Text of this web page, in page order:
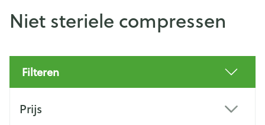
Niet steriele compressen
Filteren
Prijs